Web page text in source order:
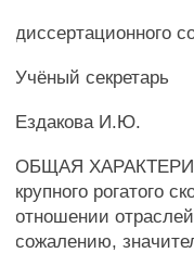
диссертационного
Учёный секретарь
Ездакова И.Ю.
ОБЩАЯ
крупного рогатого
отношении
сожалению,